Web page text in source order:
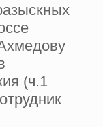
(ч.1